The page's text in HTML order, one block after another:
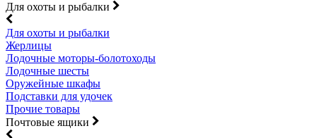
Для охоты и рыбалки
Для охоты и рыбалки
Жерлицы
Лодочные моторы-болотоходы
Лодочные шесты
Оружейные шкафы
Подставки для удочек
Прочие товары
Почтовые ящики